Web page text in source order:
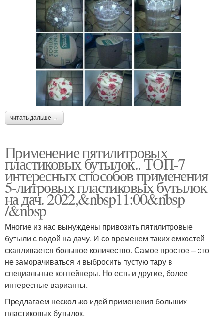
читать дальше →
Применение пятилитровых
пластиковых бутылок.. ТОП-7
интересных способов применения
5-литровых пластиковых бутылок
на дач. 2022,&nbsp11:00&nbsp
/&nbsp
Многие из нас вынуждены привозить пятилитровые
бутыли с водой на дачу. И со временем таких емкостей
скапливается большое количество. Самое простое – это
не заморачиваться и выбросить пустую тару в
специальные контейнеры. Но есть и другие, более
интересные варианты.
Предлагаем несколько идей применения больших
пластиковых бутылок.